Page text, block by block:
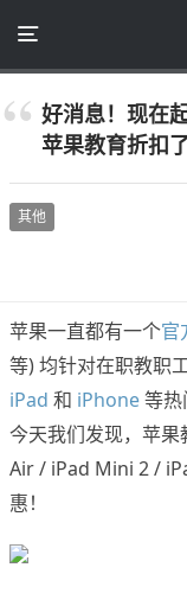
好消息！现在
苹果教育折扣
其他
苹果一直都有一个官
等) 均针对在职教职
iPad 和 iPhone等
今天我们发现，苹
Air / iPad Mini 2 /
惠！